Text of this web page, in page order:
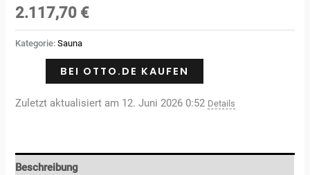
2.117,70 €
Kategorie:Sauna
BEI OTTO.DE KAUFEN
Zuletzt aktualisiert am 12. Juni 2026 0:52 Details
Beschreibung